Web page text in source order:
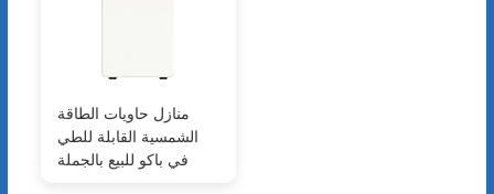
منازل حاويات الطاقة
الشمسية القابلة للطي
في باكو للبيع بالجملة